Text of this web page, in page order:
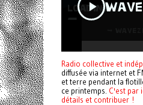
Radio collective et
diffusée via internet et
et terre pendant la
ce printemps. C'est par
détails et contribuer !